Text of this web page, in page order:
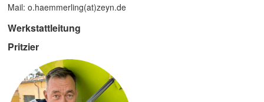
Mail: o.haemmerling(at)zeyn.de
Werkstattleitung
Pritzier